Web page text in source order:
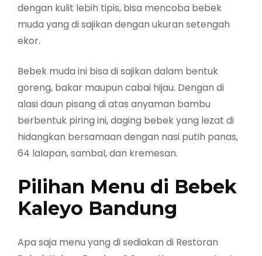
dengan kulit lebih tipis, bisa mencoba bebek
muda yang di sajikan dengan ukuran setengah
ekor.
Bebek muda ini bisa di sajikan dalam bentuk
goreng, bakar maupun cabai hijau. Dengan di
alasi daun pisang di atas anyaman bambu
berbentuk piring ini, daging bebek yang lezat di
hidangkan bersamaan dengan nasi putih panas,
64 lalapan, sambal, dan kremesan.
Pilihan Menu di Bebek
Kaleyo Bandung
Apa saja menu yang di sediakan di Restoran